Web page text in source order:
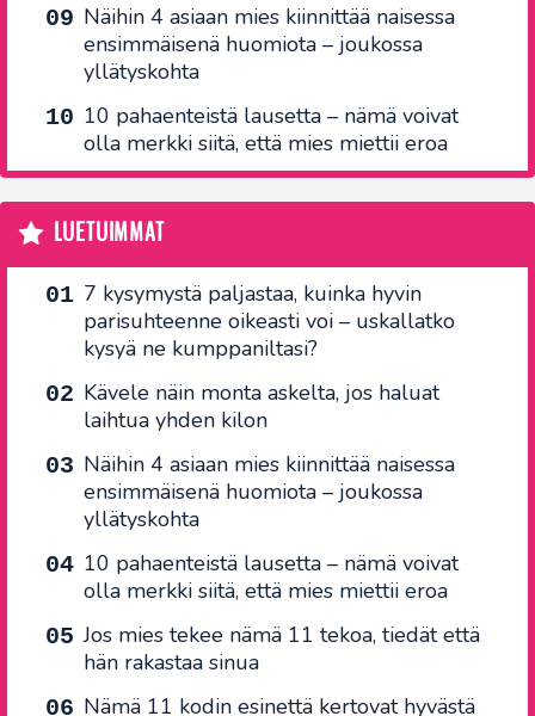
Näihin 4 asiaan mies kiinnittää naisessa
ensimmäisenä huomiota – joukossa
yllätyskohta
10 pahaenteistä lausetta – nämä voivat
olla merkki siitä, että mies miettii eroa
LUETUIMMAT
7 kysymystä paljastaa, kuinka hyvin
parisuhteenne oikeasti voi – uskallatko
kysyä ne kumppaniltasi?
Kävele näin monta askelta, jos haluat
laihtua yhden kilon
Näihin 4 asiaan mies kiinnittää naisessa
ensimmäisenä huomiota – joukossa
yllätyskohta
10 pahaenteistä lausetta – nämä voivat
olla merkki siitä, että mies miettii eroa
Jos mies tekee nämä 11 tekoa, tiedät että
hän rakastaa sinua
Nämä 11 kodin esinettä kertovat hyvästä